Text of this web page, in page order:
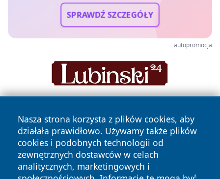
SPRAWDŹ SZCZEGÓŁY
autopromocja
Nasza strona korzysta z plików cookies, aby
działała prawidłowo. Używamy także plików
cookies i podobnych technologii od
zewnętrznych dostawców w celach
analitycznych, marketingowych i
Copyright © 2026 portalzory.pl Wszystkie prawa zastrzeżone.